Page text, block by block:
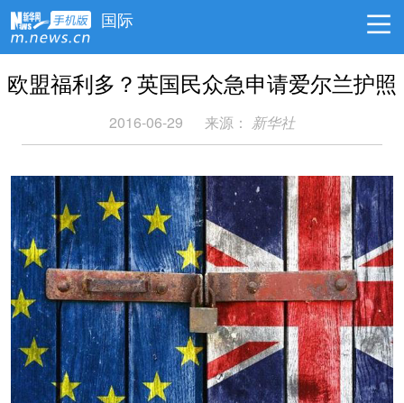
国际
欧盟福利多？英国民众急申请爱尔兰护照
2016-06-29 来源： 新华社